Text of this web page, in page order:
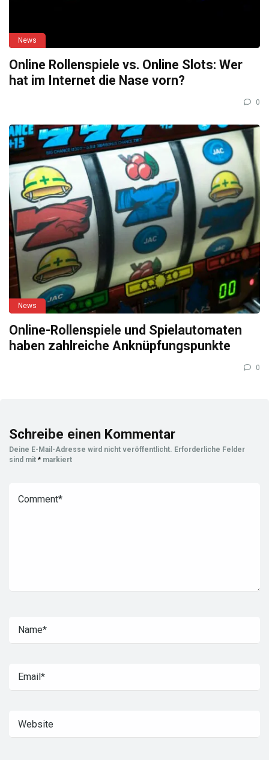
News
Online Rollenspiele vs. Online Slots: Wer
hat im Internet die Nase vorn?
0
News
Online-Rollenspiele und Spielautomaten
haben zahlreiche Anknüpfungspunkte
0
Schreibe einen Kommentar
Deine E-Mail-Adresse wird nicht veröffentlicht. Erforderliche Felder
sind mit * markiert